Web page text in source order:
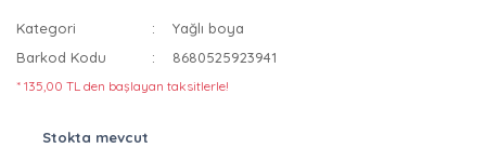
Kategori
Yağlı boya
Barkod Kodu
8680525923941
* 135,00 TL den başlayan taksitlerle!
Stokta mevcut